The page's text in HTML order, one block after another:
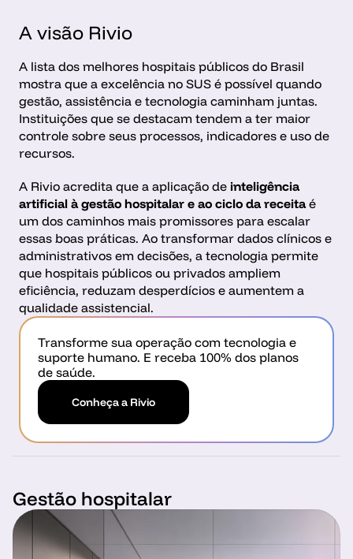
A visão Rivio
A lista dos melhores hospitais públicos do Brasil
mostra que a excelência no SUS é possível quando
gestão, assistência e tecnologia caminham juntas.
Instituições que se destacam tendem a ter maior
controle sobre seus processos, indicadores e uso de
recursos.
A Rivio acredita que a aplicação de inteligência
artificial à gestão hospitalar e ao ciclo da receita é
um dos caminhos mais promissores para escalar
essas boas práticas. Ao transformar dados clínicos e
administrativos em decisões, a tecnologia permite
que hospitais públicos ou privados ampliem
eficiência, reduzam desperdícios e aumentem a
qualidade assistencial.
Transforme sua operação com tecnologia e
suporte humano. E receba 100% dos planos
de saúde.
Conheça a Rivio
Gestão hospitalar